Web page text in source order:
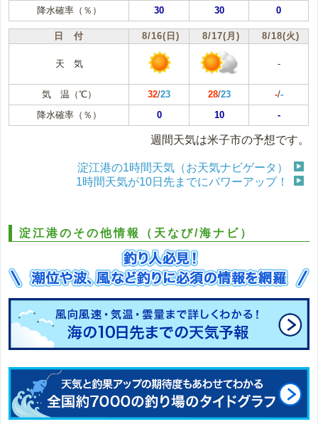
降水確率（％）
30 30 0
日 付 8/16(日) 8/17(月) 8/18(火)
天 気 -
気 温（℃） 32/23 28/23 -/-
降水確率（％）
0 10 -
週間天気は米子市の予想です。
淀江港の1時間天気（お天気ナビゲータ）
1時間天気が10日先までにパワーアップ！
淀江港のその他情報（天なび/海ナビ）